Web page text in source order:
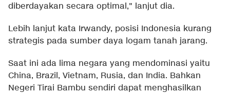
diberdayakan secara optimal," lanjut dia.
Lebih lanjut kata Irwandy, posisi Indonesia kurang
strategis pada sumber daya logam tanah jarang.
Saat ini ada lima negara yang mendominasi yaitu
China, Brazil, Vietnam, Rusia, dan India. Bahkan
Negeri Tirai Bambu sendiri dapat menghasilkan